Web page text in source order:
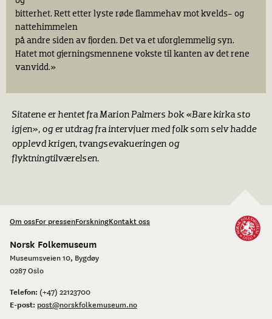
bitterhet. Rett etter lyste røde flammehav mot kvelds- og
nattehimmelen
på andre siden av fjorden. Det va et uforglemmelig syn.
Hatet mot gjerningsmennene vokste til kanten av det rene
vanvidd.»
Sitatene er hentet fra Marion Palmers bok «Bare kirka sto
igjen», og er utdrag fra intervjuer med folk som selv hadde
opplevd krigen, tvangsevakueringen og
flyktningtilværelsen.
Om ossFor pressenForskningKontakt oss
Norsk Folkemuseum
Museumsveien 10, Bygdøy
0287 Oslo
Telefon: (+47) 22123700
E-post: post@norskfolkemuseum.no